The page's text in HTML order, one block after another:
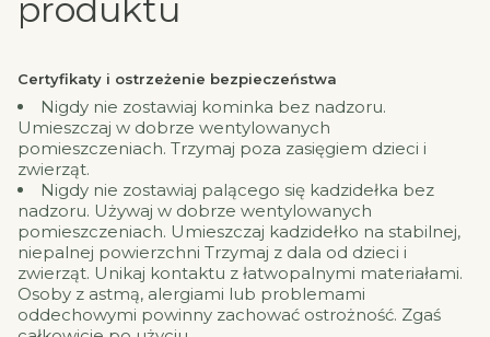
produktu
Certyfikaty i ostrzeżenie bezpieczeństwa
Nigdy nie zostawiaj kominka bez nadzoru.
Umieszczaj w dobrze wentylowanych
pomieszczeniach. Trzymaj poza zasięgiem dzieci i
zwierząt.
Nigdy nie zostawiaj palącego się kadzidełka bez
nadzoru. Używaj w dobrze wentylowanych
pomieszczeniach. Umieszczaj kadzidełko na stabilnej,
niepalnej powierzchni Trzymaj z dala od dzieci i
zwierząt. Unikaj kontaktu z łatwopalnymi materiałami.
Osoby z astmą, alergiami lub problemami
oddechowymi powinny zachować ostrożność. Zgaś